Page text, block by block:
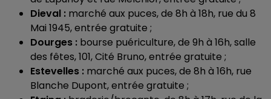
Dieval : marché aux puces, de 8h à 18h, rue du 8
Mai 1945, entrée gratuite ;
Dourges : bourse puériculture, de 9h à 16h, salle
des fêtes, 101, Cité Bruno, entrée gratuite ;
Estevelles : marché aux puces, de 8h à 16h, rue
Blanche Dupont, entrée gratuite ;